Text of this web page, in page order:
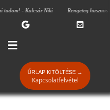
Kulcsár Niki Rengeteg hasznos
ŰRLAP KITÖLTÉSE →
Kapcsolatfelvétel